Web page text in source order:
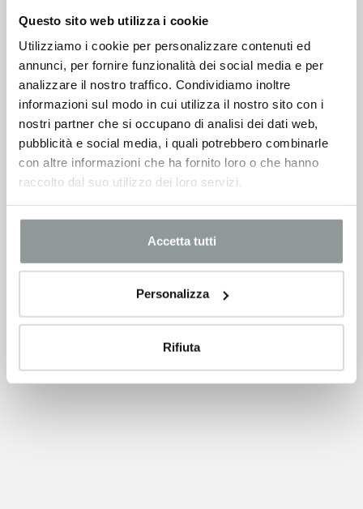
Questo sito web utilizza i cookie
Utilizziamo i cookie per personalizzare contenuti ed
annunci, per fornire funzionalità dei social media e per
analizzare il nostro traffico. Condividiamo inoltre
informazioni sul modo in cui utilizza il nostro sito con i
nostri partner che si occupano di analisi dei dati web,
pubblicità e social media, i quali potrebbero combinarle
con altre informazioni che ha fornito loro o che hanno
raccolto dal suo utilizzo dei loro servizi.
Accetta tutti
Personalizza
Rifiuta
VEDI SCHEDA